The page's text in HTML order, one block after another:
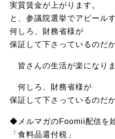
実質賃金が上がります。
と、参議院選挙でアピール
何しろ、財務省様が
保証して下さっているのだか
皆さんの生活が楽になりま
何しろ、財務省様が
保証して下さっているのだか
◆メルマガのFoomii配信を
「食料品還付税」